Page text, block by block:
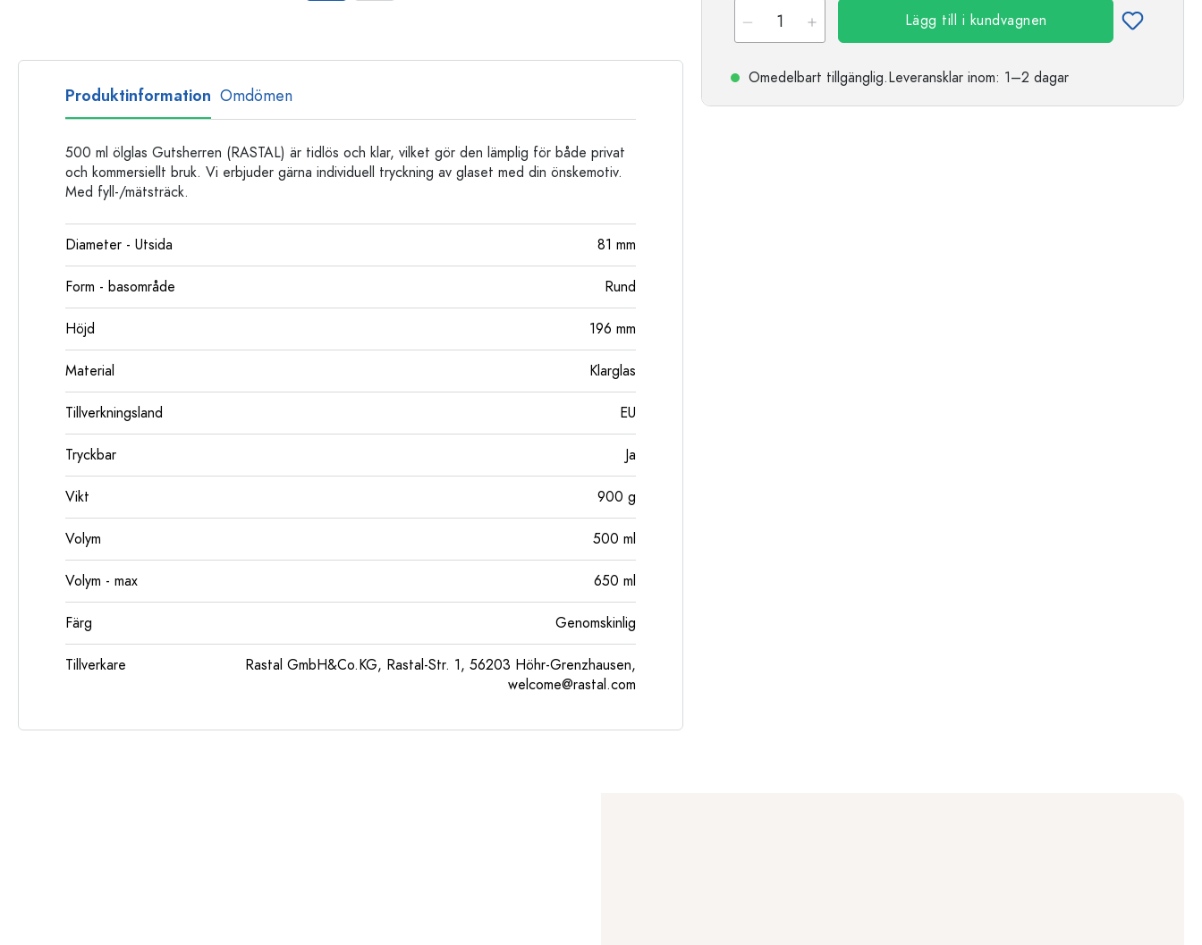
Lägg till i kundvagnen
Omedelbart tillgänglig.Leveransklar inom: 1–2 dagar
Produktinformation Omdömen
500 ml ölglas Gutsherren (RASTAL) är tidlös och klar, vilket gör den lämplig för både privat
och kommersiellt bruk. Vi erbjuder gärna individuell tryckning av glaset med din önskemotiv.
Med fyll-/mätsträck.
Diameter - Utsida 81 mm
Form - basområde Rund
Höjd 196 mm
Material Klarglas
Tillverkningsland EU
Tryckbar Ja
Vikt 900 g
Volym 500 ml
Volym - max 650 ml
Färg Genomskinlig
Tillverkare
Rastal GmbH&Co.KG, Rastal-Str. 1, 56203 Höhr-Grenzhausen,
welcome@rastal.com